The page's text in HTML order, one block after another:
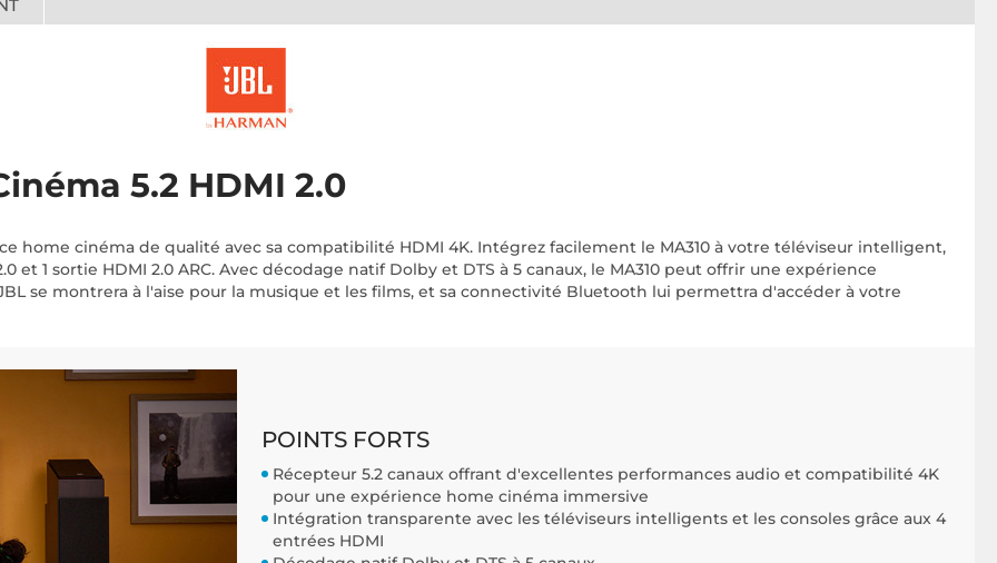
5.2 HDMI 2.0
home cinéma de qualité avec sa compatibilité HDMI 4K. Intégrez facilement le MA310 à votre téléviseur intelligent,
et 1 sortie HDMI 2.0 ARC. Avec décodage natif Dolby et DTS à 5 canaux, le MA310 peut offrir une expérience
se montrera à l'aise pour la musique et les films, et sa connectivité Bluetooth lui permettra d'accéder à votre
POINTS FORTS
Récepteur 5.2 canaux offrant d'excellentes performances audio et compatibilité 4K
pour une expérience home cinéma immersive
Intégration transparente avec les téléviseurs intelligents et les consoles grâce aux 4
entrées HDMI